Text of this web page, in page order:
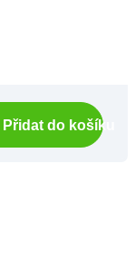
Přidat do košíku